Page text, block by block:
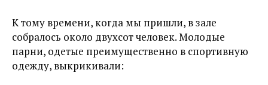
К тому времени, когда мы пришли, в зале
собралось около двухсот человек. Молодые
парни, одетые преимущественно в спортивную
одежду, выкрикивали: